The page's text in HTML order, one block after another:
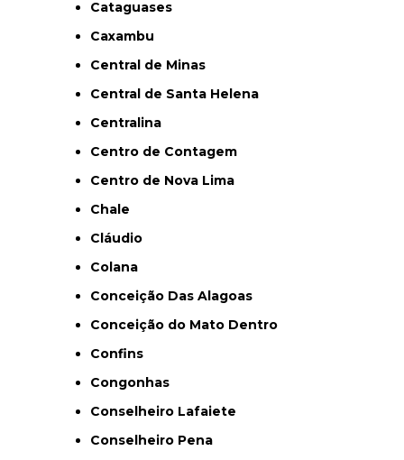
Cataguases
Caxambu
Central de Minas
Central de Santa Helena
Centralina
Centro de Contagem
Centro de Nova Lima
Chale
Cláudio
Colana
Conceição Das Alagoas
Conceição do Mato Dentro
Confins
Congonhas
Conselheiro Lafaiete
Conselheiro Pena